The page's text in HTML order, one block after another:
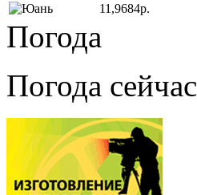
11,9684р.
Погода
Погода сейчас